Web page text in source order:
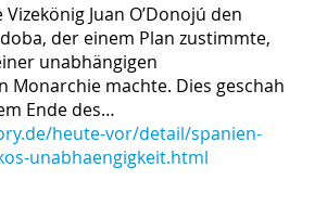
Juan O’Donojú den
der einem Plan zustimmte,
unabhängigen
Monarchie machte. Dies geschah
Ende des…
heute-vor/detail/spanien-
unabhaengigkeit.html